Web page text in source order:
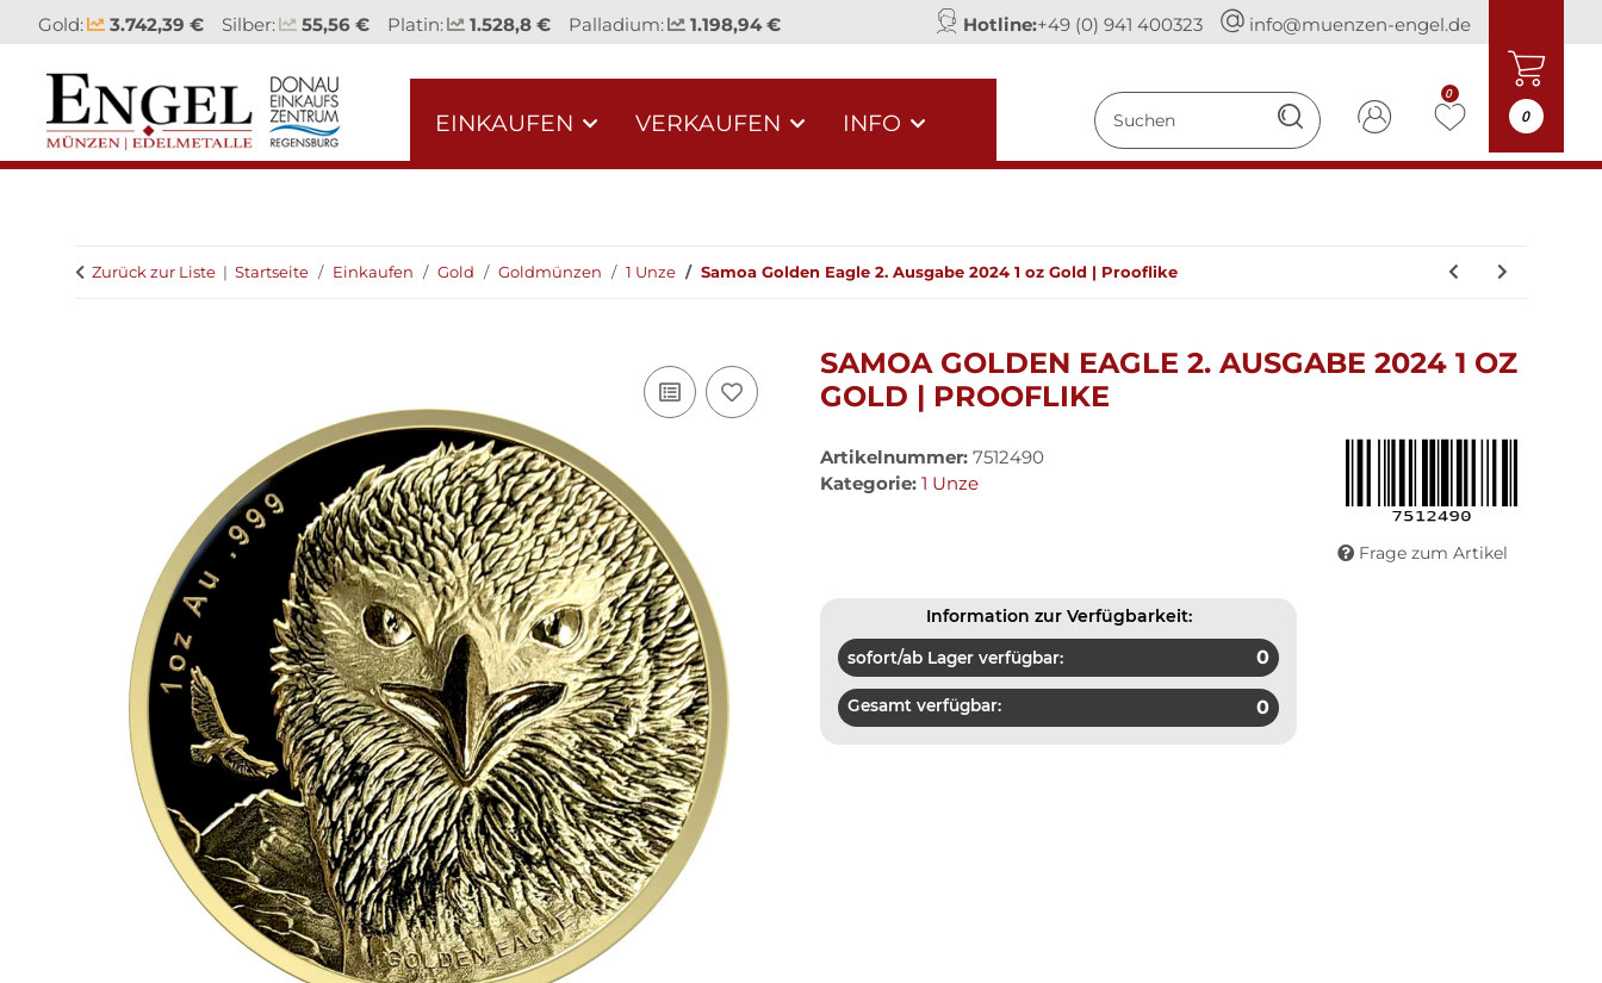
Gold: 3.742,39 € Silber: 55,56 € Platin: 1.528,8 € Palladium: 1.198,94 € Hotline:+49 (0) 941 400323 info@muenzen-engel.de
0
0
EINKAUFEN VERKAUFEN INFO
Zurück zur Liste Startseite Einkaufen Gold Goldmünzen 1 Unze Samoa Golden Eagle 2. Ausgabe 2024 1 oz Gold | Prooflike
SAMOA GOLDEN EAGLE 2. AUSGABE 2024 1 OZ
GOLD | PROOFLIKE
Artikelnummer: 7512490
Kategorie: 1 Unze
Frage zum Artikel
Information zur Verfügbarkeit:
sofort/ab Lager verfügbar: 0
Gesamt verfügbar: 0